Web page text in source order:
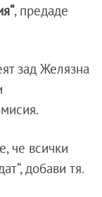
, предаде
зад Желязна
че всички
добави тя.